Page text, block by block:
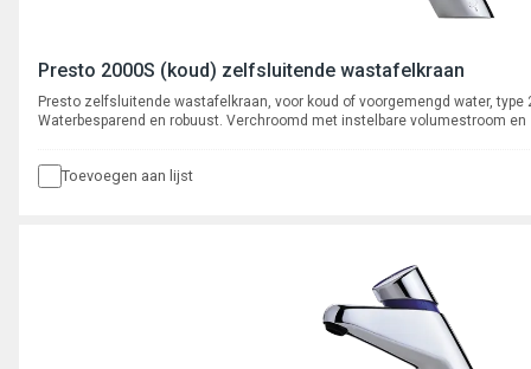
Presto 2000S (koud) zelfsluitende wastafelkraan
Presto zelfsluitende wastafelkraan, voor koud of voorgemengd water, type
Waterbesparend en robuust. Verchroomd met instelbare volumestroom
Toevoegen aan lijst